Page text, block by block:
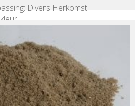
Divers Herkomst: